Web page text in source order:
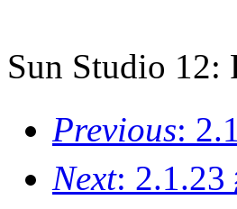
Sun Studio
Previous:
Next: